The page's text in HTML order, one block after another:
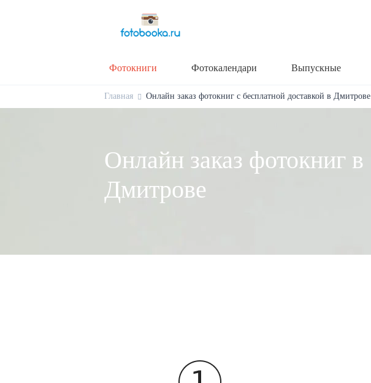
Фотокниги Фотокалендари Выпускные
Главная Онлайн заказ фотокниг с бесплатной доставкой в Дмитрове
Онлайн заказ фотокниг в
Дмитрове